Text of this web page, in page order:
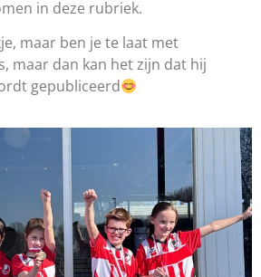
in deze rubriek.
maar ben je te laat met
maar dan kan het zijn dat hij
gepubliceerd